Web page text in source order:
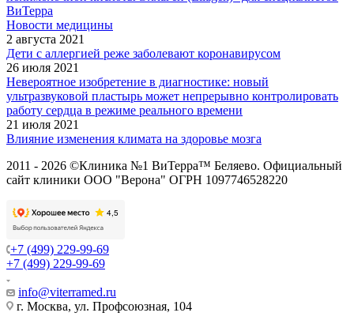
ВиТерра
Новости медицины
2 августа 2021
Дети с аллергией реже заболевают коронавирусом
26 июля 2021
Невероятное изобретение в диагностике: новый
ультразвуковой пластырь может непрерывно контролировать
работу сердца в режиме реального времени
21 июля 2021
Влияние изменения климата на здоровье мозга
2011 - 2026 ©Клиника №1 ВиТерра™ Беляево. Официальный
сайт клиники ООО "Верона" ОГРН 1097746528220
+7 (499) 229-99-69
+7 (499) 229-99-69
info@viterramed.ru
г. Москва, ул. Профсоюзная, 104